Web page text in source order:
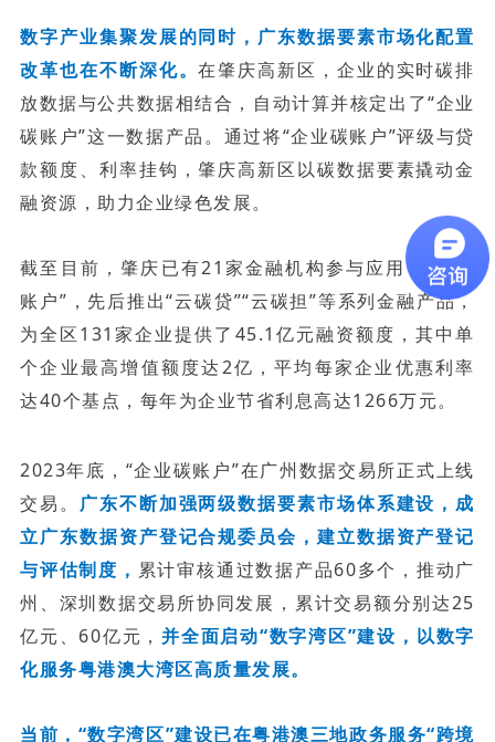
数字产业集聚发展的同时，广东数据要素市场化配置
改革也在不断深化。在肇庆高新区，企业的实时碳排
放数据与公共数据相结合，自动计算并核定出了“企业
碳账户”这一数据产品。通过将“企业碳账户”评级与贷
款额度、利率挂钩，肇庆高新区以碳数据要素撬动金
融资源，助力企业绿色发展。
截至目前，肇庆已有21家金融机构参与应用“企业碳
账户”，先后推出“云碳贷”“云碳担”等系列金融产品，
为全区131家企业提供了45.1亿元融资额度，其中单
个企业最高增值额度达2亿，平均每家企业优惠利率
达40个基点，每年为企业节省利息高达1266万元。
2023年底，“企业碳账户”在广州数据交易所正式上线
交易。 广东不断加强两级数据要素市场体系建设，成
立广东数据资产登记合规委员会，建立数据资产登记
与评估制度， 累计审核通过数据产品60多个，推动广
州、深圳数据交易所协同发展，累计交易额分别达25
亿元、60亿元，并全面启动“数字湾区”建设，以数字
化服务粤港澳大湾区高质量发展。
当前，“数字湾区”建设已在粤港澳三地政务服务“跨境